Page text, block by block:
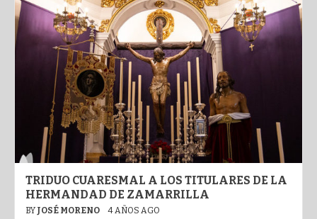
TRIDUO CUARESMAL A LOS TITULARES DE LA
HERMANDAD DE ZAMARRILLA
BY JOSÉ MORENO 4 AÑOS AGO